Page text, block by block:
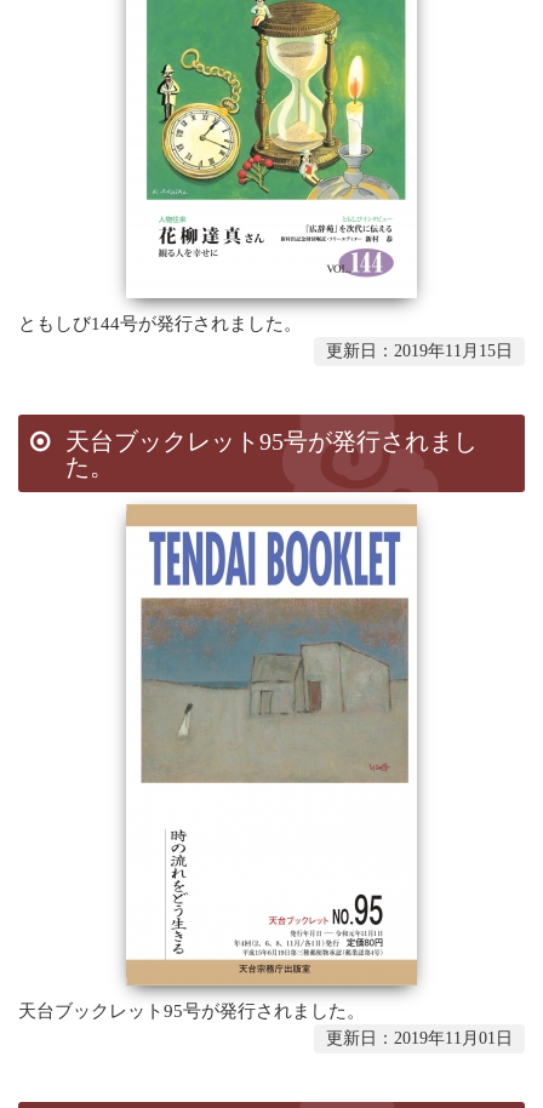
ともしび144号が発行されました。
更新日：2019年11月15日
天台ブックレット95号が発行されまし
た。
天台ブックレット95号が発行されました。
更新日：2019年11月01日